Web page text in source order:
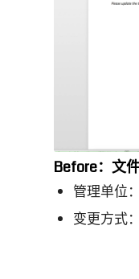
Before：文
管理单位
变更方式